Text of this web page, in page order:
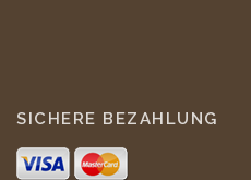
SICHERE BEZAHLUNG